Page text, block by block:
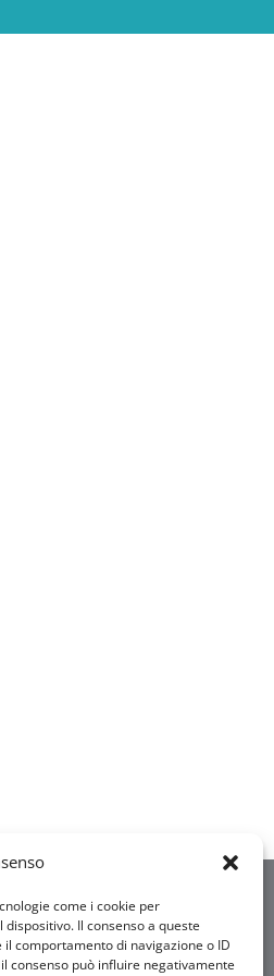
come i cookie per
Il consenso a queste
comportamento di navigazione o ID
consenso può influire negativamente